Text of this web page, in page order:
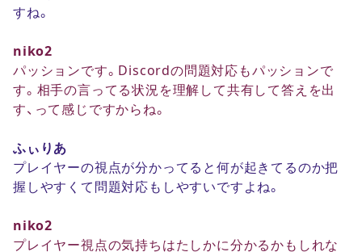
すね。
niko2
パッションです。Discordの問題対応もパッションで
す。相手の言ってる状況を理解して共有して答えを出
す、って感じですからね。
ふぃりあ
プレイヤーの視点が分かってると何が起きてるのか把
握しやすくて問題対応もしやすいですよね。
niko2
プレイヤー視点の気持ちはたしかに分かるかもしれな